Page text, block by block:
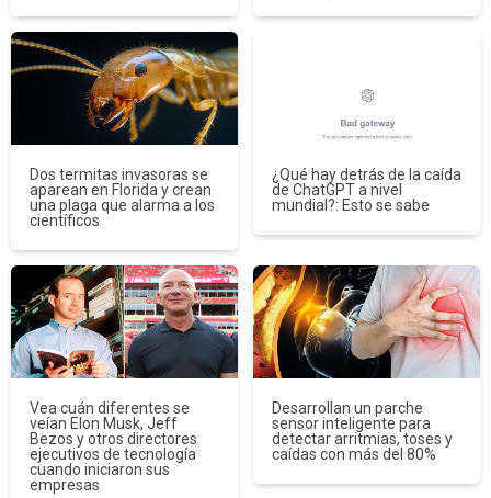
Dos termitas invasoras se
aparean en Florida y crean
una plaga que alarma a los
científicos
¿Qué hay detrás de la caída
de ChatGPT a nivel
mundial?: Esto se sabe
Vea cuán diferentes se
veían Elon Musk, Jeff
Bezos y otros directores
ejecutivos de tecnología
cuando iniciaron sus
empresas
Desarrollan un parche
sensor inteligente para
detectar arritmias, toses y
caídas con más del 80%